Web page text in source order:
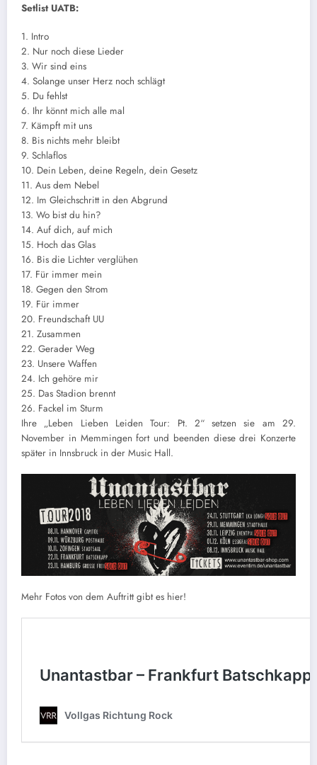
Setlist UATB:
1. Intro
2. Nur noch diese Lieder
3. Wir sind eins
4. Solange unser Herz noch schlägt
5. Du fehlst
6. Ihr könnt mich alle mal
7. Kämpft mit uns
8. Bis nichts mehr bleibt
9. Schlaflos
10. Dein Leben, deine Regeln, dein Gesetz
11. Aus dem Nebel
12. Im Gleichschritt in den Abgrund
13. Wo bist du hin?
14. Auf dich, auf mich
15. Hoch das Glas
16. Bis die Lichter verglühen
17. Für immer mein
18. Gegen den Strom
19. Für immer
20. Freundschaft UU
21. Zusammen
22. Gerader Weg
23. Unsere Waffen
24. Ich gehöre mir
25. Das Stadion brennt
26. Fackel im Sturm
Ihre „Leben Lieben Leiden Tour: Pt. 2“ setzen sie am 29.
November in Memmingen fort und beenden diese drei Konzerte
später in Innsbruck in der Music Hall.
Mehr Fotos von dem Auftritt gibt es hier!